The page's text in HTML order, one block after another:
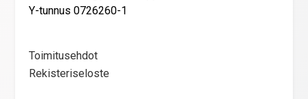
Y-tunnus 0726260-1
Toimitusehdot
Rekisteriseloste